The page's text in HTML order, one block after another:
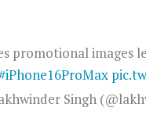
promotional images
Singh